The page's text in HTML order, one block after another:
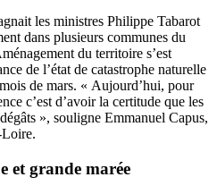
les ministres Philippe Tabarot
dans plusieurs communes du
du territoire s’est
de l’état de catastrophe naturelle
de mars. « Aujourd’hui, pour
c’est d’avoir la certitude que les
», souligne Emmanuel Capus,
et grande marée